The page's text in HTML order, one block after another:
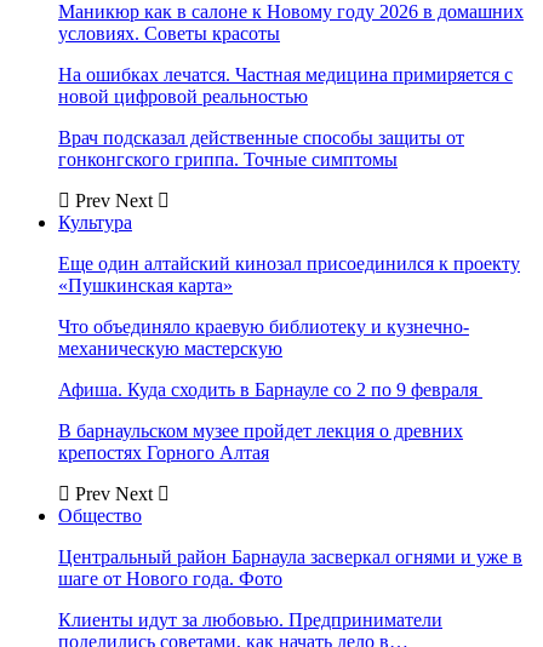
Маникюр как в салоне к Новому году 2026 в домашних
условиях. Советы красоты
На ошибках лечатся. Частная медицина примиряется с
новой цифровой реальностью
Врач подсказал действенные способы защиты от
гонконгского гриппа. Точные симптомы
Prev Next
Культура
Еще один алтайский кинозал присоединился к проекту
«Пушкинская карта»
Что объединяло краевую библиотеку и кузнечно-
механическую мастерскую
Афиша. Куда сходить в Барнауле со 2 по 9 февраля
В барнаульском музее пройдет лекция о древних
крепостях Горного Алтая
Prev Next
Общество
Центральный район Барнаула засверкал огнями и уже в
шаге от Нового года. Фото
Клиенты идут за любовью. Предприниматели
поделились советами, как начать дело в…